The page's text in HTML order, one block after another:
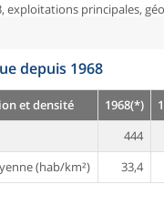
exploitations principales,
depuis 1968
et densité 1968(*)
444
(hab/km²)
33,4